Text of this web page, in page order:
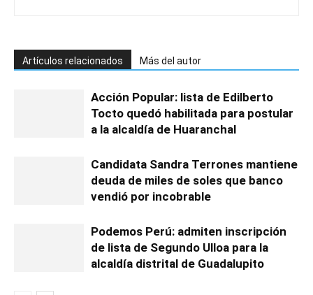
Artículos relacionados Más del autor
Acción Popular: lista de Edilberto
Tocto quedó habilitada para postular
a la alcaldía de Huaranchal
Candidata Sandra Terrones mantiene
deuda de miles de soles que banco
vendió por incobrable
Podemos Perú: admiten inscripción
de lista de Segundo Ulloa para la
alcaldía distrital de Guadalupito